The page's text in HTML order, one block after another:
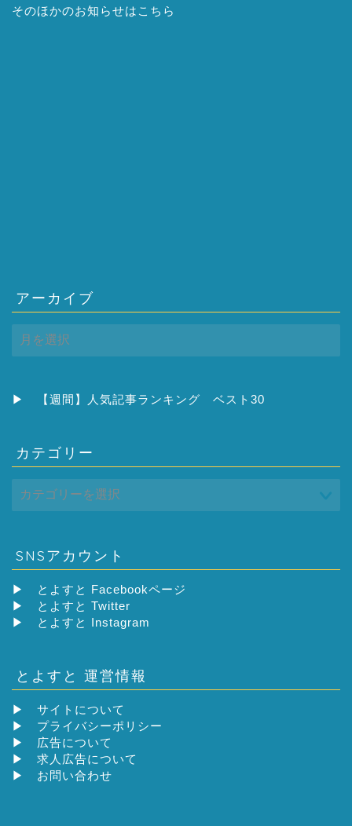
そのほかのお知らせはこちら
アーカイブ
ア
ー
ブ
▶ 【週間】人気記事ランキング ベスト30
カテゴリー
SNSアカウント
▶
とよすと Facebookページ
▶
とよすと Twitter
▶
とよすと Instagram
とよすと 運営情報
▶ サイトについて
▶ プライバシーポリシー
▶ 広告について
▶ 求人広告について
▶ お問い合わせ